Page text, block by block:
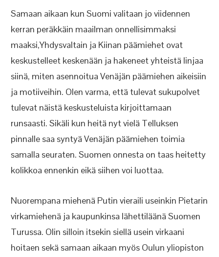
Samaan aikaan kun Suomi valitaan jo viidennen
kerran peräkkäin maailman onnellisimmaksi
maaksi,Yhdysvaltain ja Kiinan päämiehet ovat
keskustelleet keskenään ja hakeneet yhteistä linjaa
siinä, miten asennoitua Venäjän päämiehen aikeisiin
ja motiiveihin. Olen varma, että tulevat sukupolvet
tulevat näistä keskusteluista kirjoittamaan
runsaasti. Sikäli kun heitä nyt vielä Telluksen
pinnalle saa syntyä Venäjän päämiehen toimia
samalla seuraten. Suomen onnesta on taas heitetty
kolikkoa ennenkin eikä siihen voi luottaa.
Nuorempana miehenä Putin vieraili useinkin Pietarin
virkamiehenä ja kaupunkinsa lähettiläänä Suomen
Turussa. Olin silloin itsekin siellä usein virkaani
hoitaen sekä samaan aikaan myös Oulun yliopiston